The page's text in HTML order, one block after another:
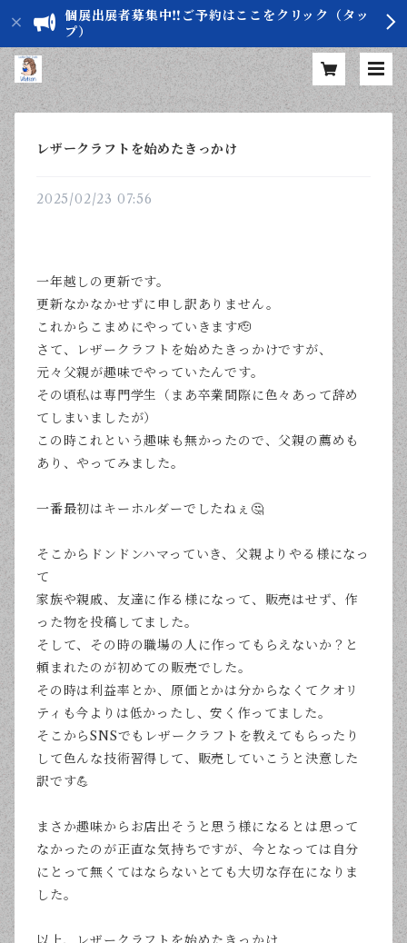
個展出展者募集中‼️ご予約はここをクリック（タッ
プ）
レザークラフトを始めたきっかけ
2025/02/23 07:56
一年越しの更新です。
更新なかなかせずに申し訳ありません。
これからこまめにやっていきます🫡
さて、レザークラフトを始めたきっかけですが、
元々父親が趣味でやっていたんです。
その頃私は専門学生（まあ卒業間際に色々あって辞め
てしまいましたが）
この時これという趣味も無かったので、父親の薦めも
あり、やってみました。
一番最初はキーホルダーでしたねぇ🤔
そこからドンドンハマっていき、父親よりやる様になっ
て
家族や親戚、友達に作る様になって、販売はせず、作
った物を投稿してました。
そして、その時の職場の人に作ってもらえないか？と
頼まれたのが初めての販売でした。
その時は利益率とか、原価とかは分からなくてクオリ
ティも今よりは低かったし、安く作ってました。
そこからSNSでもレザークラフトを教えてもらったり
して色んな技術習得して、販売していこうと決意した
訳です💪
まさか趣味からお店出そうと思う様になるとは思って
なかったのが正直な気持ちですが、今となっては自分
にとって無くてはならないとても大切な存在になりま
した。